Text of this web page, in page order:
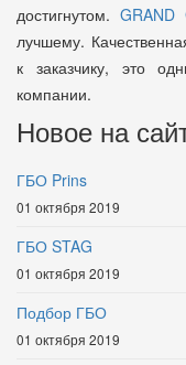
достигнутом. GRAND
лучшему.
к заказчику, это
компании.
Новое на
ГБО Prins
01 октября 2019
ГБО STAG
01 октября 2019
Подбор ГБО
01 октября 2019